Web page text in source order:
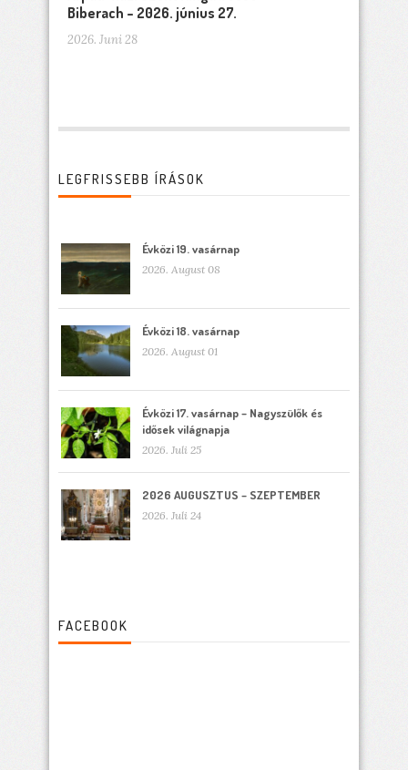
Biberach – 2026. június 27.
2026. Juni 28
LEGFRISSEBB ÍRÁSOK
Évközi 19. vasárnap
2026. August 08
Évközi 18. vasárnap
2026. August 01
Évközi 17. vasárnap – Nagyszülők és
idősek világnapja
2026. Juli 25
2026 AUGUSZTUS – SZEPTEMBER
2026. Juli 24
FACEBOOK